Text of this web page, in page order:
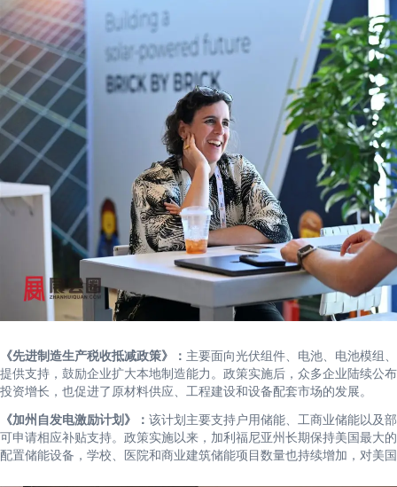
《先进制造生产税收抵减政策》： 主要面向光伏组件、电池、电池模组
提供支持，鼓励企业扩大本地制造能力。政策实施后，众多企业陆续公
投资增长，也促进了原材料供应、工程建设和设备配套市场的发展。
《加州自发电激励计划》： 该计划主要支持户用储能、工商业储能以及
可申请相应补贴支持。政策实施以来，加利福尼亚州长期保持美国最大
配置储能设备，学校、医院和商业建筑储能项目数量也持续增加，对美